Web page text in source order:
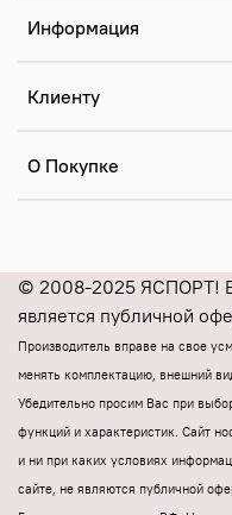
Информация
Клиенту
О Покупке
© 2008-2025 ЯСПОРТ!
является публичной
Производитель вправе на свое
менять комплектацию, внешний
Убедительно просим Вас при
функций и характеристик. Cайт
и ни при каких условиях
сайте, не являются публичной